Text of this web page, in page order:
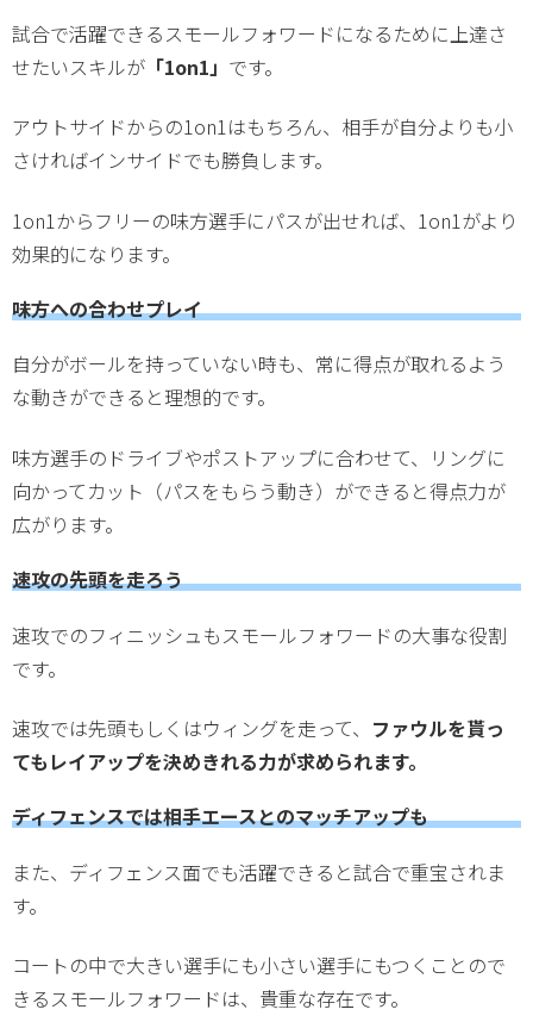
試合で活躍できるスモールフォワードになるために上達さ
せたいスキルが 「1on1」 です。
アウトサイドからの1on1はもちろん、相手が自分よりも小
さければインサイドでも勝負します。
1on1からフリーの味方選手にパスが出せれば、1on1がより
効果的になります。
味方への合わせプレイ
自分がボールを持っていない時も、常に得点が取れるよう
な動きができると理想的です。
味方選手のドライブやポストアップに合わせて、リングに
向かってカット（パスをもらう動き）ができると得点力が
広がります。
速攻の先頭を走ろう
速攻でのフィニッシュもスモールフォワードの大事な役割
です。
速攻では先頭もしくはウィングを走って、 ファウルを貰っ
てもレイアップを決めきれる力が求められます。
ディフェンスでは相手エースとのマッチアップも
また、ディフェンス面でも活躍できると試合で重宝されま
す。
コートの中で大きい選手にも小さい選手にもつくことので
きるスモールフォワードは、貴重な存在です。